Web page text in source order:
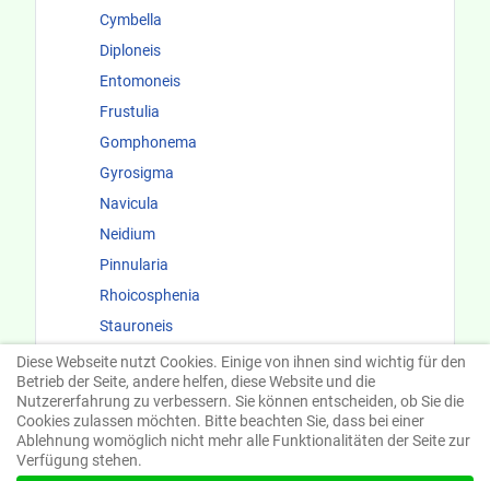
Cymbella
Diploneis
Entomoneis
Frustulia
Gomphonema
Gyrosigma
Navicula
Neidium
Pinnularia
Rhoicosphenia
Stauroneis
Surirellaceae
Fundorte und Ökologie
Diese Webseite nutzt Cookies. Einige von ihnen sind wichtig für den
Betrieb der Seite, andere helfen, diese Website und die
Nutzererfahrung zu verbessern. Sie können entscheiden, ob Sie die
Cookies zulassen möchten. Bitte beachten Sie, dass bei einer
Ablehnung womöglich nicht mehr alle Funktionalitäten der Seite zur
Verfügung stehen.